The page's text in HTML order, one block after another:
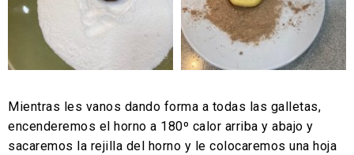
Mientras les vanos dando forma a todas las galletas,
encenderemos el horno a 180º calor arriba y abajo y
sacaremos la rejilla del horno y le colocaremos una hoja